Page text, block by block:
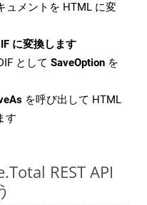
ュメントを HTML に変
に変換します
として SaveOption を
を呼び出して HTML
す
REST API